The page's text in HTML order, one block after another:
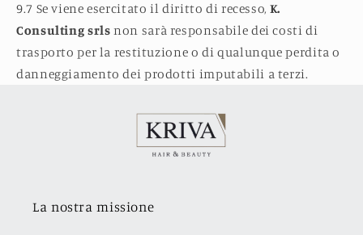
9.7 Se viene esercitato il diritto di recesso, K.
Consulting srls non sarà responsabile dei costi di
trasporto per la restituzione o di qualunque perdita o
danneggiamento dei prodotti imputabili a terzi.
La nostra missione